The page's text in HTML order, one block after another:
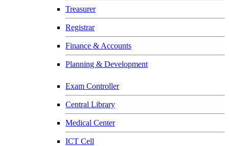
Treasurer
Registrar
Finance & Accounts
Planning & Development
Exam Controller
Central Library
Medical Center
ICT Cell